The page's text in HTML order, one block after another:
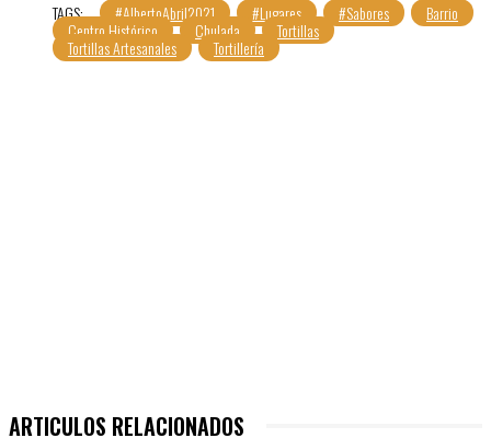
TAGS:
#AlbertoAbril2021 #Lugares #Sabores Barrio
Centro Histórico Chulada Tortillas
Tortillas Artesanales Tortillería
ARTICULOS RELACIONADOS